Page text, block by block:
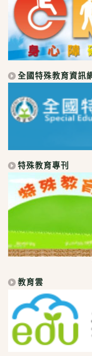
全國特殊教育資訊
特殊教育專刊
教育雲